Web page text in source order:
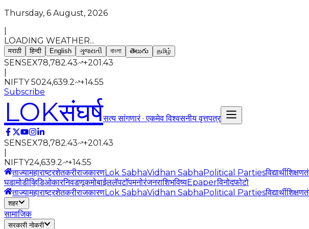
Thursday, 6 August, 2026
LOADING WEATHER...
मराठी हिन्दी English ગુજરાતી বাংলা తెలుగు தமிழ்
SENSEX78,782.43 +201.43
NIFTY 5024,639.2 +14.55
Subscribe
LOKसंघर्षसत्य सांगणारं · एकमेव विश्वसनीय वृत्तपत्र
SENSEX78,782.43 +201.43
NIFTY24,639.2 +14.55
ताज्यामहाराष्ट्रशेतकरीराजकारणLok SabhaVidhan SabhaPolitical Partiesविद्यार्थीशिक्षण
घडामोडीव्हिडिओकारनिवडणूकमोबाईललॅपटॉपमनोरंजनराशिभविष्यEpaperविनोदफोटो
ताज्यामहाराष्ट्रशेतकरीराजकारणLok SabhaVidhan SabhaPolitical Partiesविद्यार्थीशिक्षण
शहर
सामाजिक
सरकारी नोकरी